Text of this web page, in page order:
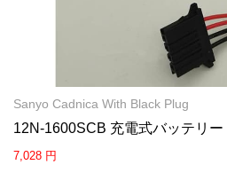
Sanyo Cadnica With Black Plug
12N-1600SCB 充電式バッテリー
7,028 円